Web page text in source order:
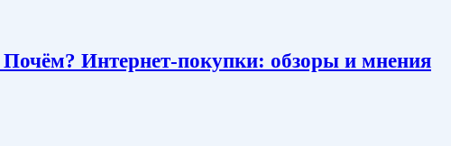
Почём? Интернет-покупки: обзоры и мнения